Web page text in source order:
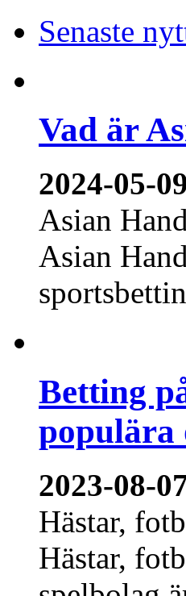
Senaste
Vad är
2024-05-
Asian
Asian
Betting
populära
2023-08-
Hästar,
Hästar,